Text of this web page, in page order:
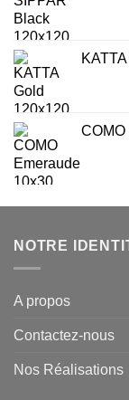
NOTRE
A propos
Contactez-nous
Nos Réalisations